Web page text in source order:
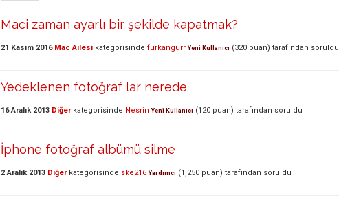
Maci zaman ayarlı bir şekilde kapatmak?
21 Kasım 2016 Mac Ailesi kategorisinde furkangurr Yeni Kullanıcı (320 puan) tarafından soruldu
Yedeklenen fotoğraf lar nerede
16 Aralık 2013 Diğerkategorisinde Nesrin Yeni Kullanıcı (120 puan) tarafından soruldu
İphone fotoğraf albümü silme
2 Aralık 2013 Diğerkategorisinde ske216 Yardımcı (1,250 puan) tarafından soruldu